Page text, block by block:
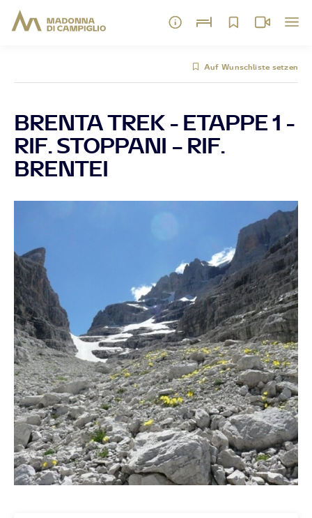
Auf Wunschliste setzen
BRENTA TREK - ETAPPE 1 -
RIF. STOPPANI – RIF.
BRENTEI